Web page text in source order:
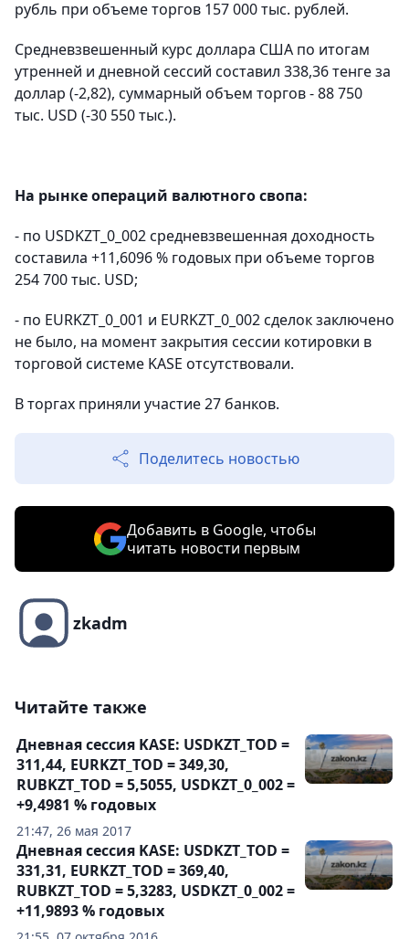
рубль при объеме торгов 157 000 тыс. рублей.
Средневзвешенный курс доллара США по итогам
утренней и дневной сессий составил 338,36 тенге за
доллар (-2,82), суммарный объем торгов - 88 750
тыс. USD (-30 550 тыс.).
На рынке операций валютного свопа:
- по USDKZT_0_002 средневзвешенная доходность
составила +11,6096 % годовых при объеме торгов
254 700 тыс. USD;
- по EURKZT_0_001 и EURKZT_0_002 сделок заключено
не было, на момент закрытия сессии котировки в
торговой системе KASE отсутствовали.
В торгах приняли участие 27 банков.
Поделитесь новостью
Добавить в Google, чтобы
читать новости первым
zkadm
Читайте также
21:47, 26 мая 2017
Дневная сессия KASE: USDKZT_TOD =
311,44, EURKZT_TOD = 349,30,
RUBKZT_TOD = 5,5055, USDKZT_0_002 =
+9,4981 % годовых
Дневная сессия KASE: USDKZT_TOD =
331,31, EURKZT_TOD = 369,40,
RUBKZT_TOD = 5,3283, USDKZT_0_002 =
+11,9893 % годовых